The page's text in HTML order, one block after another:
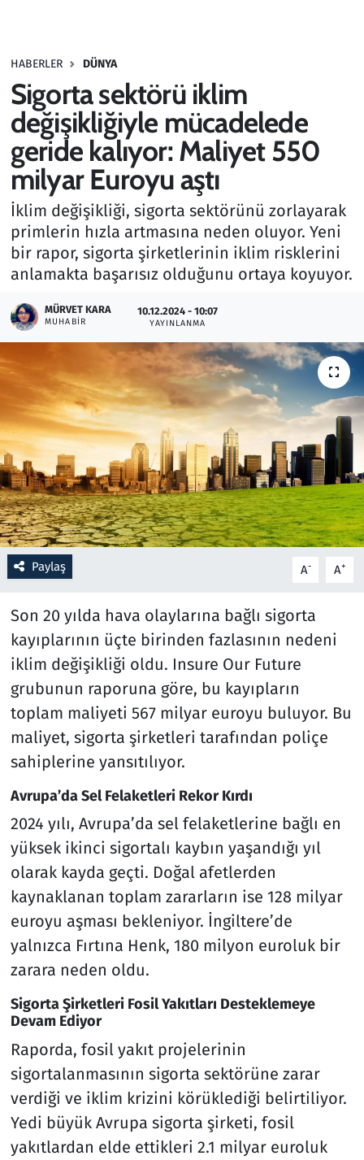
HABERLER DÜNYA
Sigorta sektörü iklim
değişikliğiyle mücadelede
geride kalıyor: Maliyet 550
milyar Euroyu aştı
İklim değişikliği, sigorta sektörünü zorlayarak
primlerin hızla artmasına neden oluyor. Yeni
bir rapor, sigorta şirketlerinin iklim risklerini
anlamakta başarısız olduğunu ortaya koyuyor.
MÜRVET KARA
MUHABIR
10.12.2024 - 10:07
YAYINLANMA
Paylaş A- A+
Son 20 yılda hava olaylarına bağlı sigorta
kayıplarının üçte birinden fazlasının nedeni
iklim değişikliği oldu. Insure Our Future
grubunun raporuna göre, bu kayıpların
toplam maliyeti 567 milyar euroyu buluyor. Bu
maliyet, sigorta şirketleri tarafından poliçe
sahiplerine yansıtılıyor.
Avrupa’da Sel Felaketleri Rekor Kırdı
2024 yılı, Avrupa’da sel felaketlerine bağlı en
yüksek ikinci sigortalı kaybın yaşandığı yıl
olarak kayda geçti. Doğal afetlerden
kaynaklanan toplam zararların ise 128 milyar
euroyu aşması bekleniyor. İngiltere’de
yalnızca Fırtına Henk, 180 milyon euroluk bir
zarara neden oldu.
Sigorta Şirketleri Fosil Yakıtları Desteklemeye
Devam Ediyor
Raporda, fosil yakıt projelerinin
sigortalanmasının sigorta sektörüne zarar
verdiği ve iklim krizini körüklediği belirtiliyor.
Yedi büyük Avrupa sigorta şirketi, fosil
yakıtlardan elde ettikleri 2.1 milyar euroluk
Haber
Kültür Sanat
Kurumsal Haberler
Lezzet Durağı
Memur ve Kamu
Otomobil
Oyun
Resmi İlanlar
Rüya Tabirleri
Sağlık
Savunma Sanayi
Seçim 2023
Spor
Teknoloji ve Bilim
Televizyon